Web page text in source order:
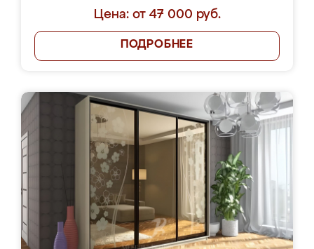
Цена: от 47 000 руб.
ПОДРОБНЕЕ